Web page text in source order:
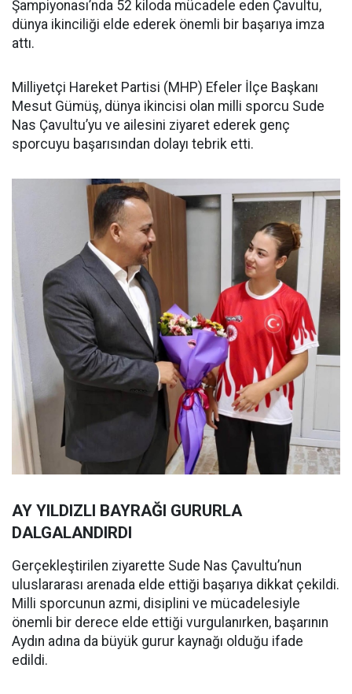
Şampiyonası’nda 52 kiloda mücadele eden Çavultu,
dünya ikinciliği elde ederek önemli bir başarıya imza
attı.
Milliyetçi Hareket Partisi (MHP) Efeler İlçe Başkanı
Mesut Gümüş, dünya ikincisi olan milli sporcu Sude
Nas Çavultu’yu ve ailesini ziyaret ederek genç
sporcuyu başarısından dolayı tebrik etti.
AY YILDIZLI BAYRAĞI GURURLA
DALGALANDIRDI
Gerçekleştirilen ziyarette Sude Nas Çavultu’nun
uluslararası arenada elde ettiği başarıya dikkat çekildi.
Milli sporcunun azmi, disiplini ve mücadelesiyle
önemli bir derece elde ettiği vurgulanırken, başarının
Aydın adına da büyük gurur kaynağı olduğu ifade
edildi.